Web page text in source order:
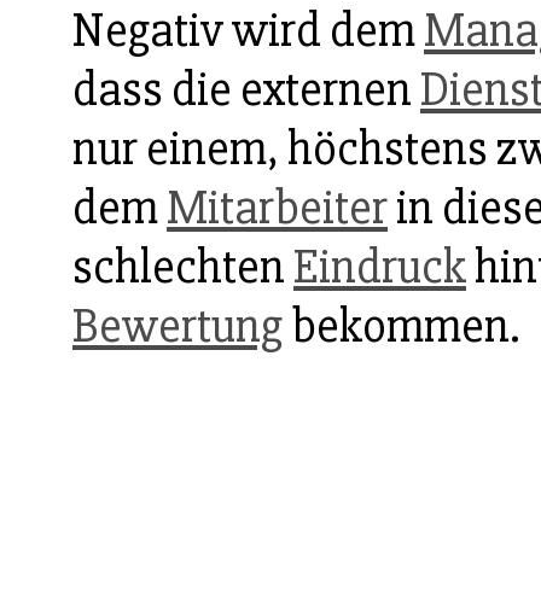
Negativ wird dem
dass die externen
nur einem, höchstens
demMitarbeiterin
schlechtenEindruck
Bewertungbekommen.